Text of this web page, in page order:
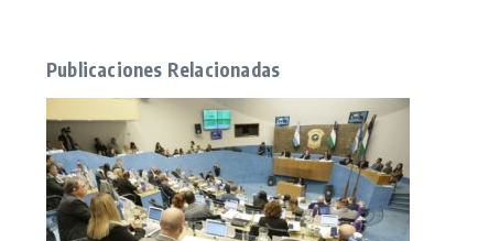
Publicaciones Relacionadas